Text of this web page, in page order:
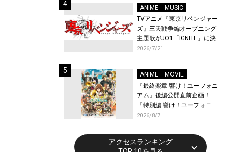
ANIME
MUSIC
TVアニメ『東京リベンジャー
ズ』三天戦争編オープニング
主題歌がJO1「IGNITE」に決
定！メンバー全員から喜びと
先行上映会を開催！
2026/7/21
ANIME
MOVIE
『最終楽章 響け！ユーフォニ
アム』後編公開直前企画！
『特別編 響け！ユーフォニア
ム〜アンサンブルコンテス
ーフォニアム』前編の一挙上
映が決定！
2026/8/7
アクセスランキング